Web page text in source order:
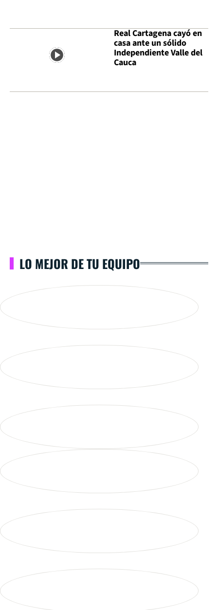
Real Cartagena cayó en
casa ante un sólido
Independiente Valle del
Cauca
LO MEJOR DE TU EQUIPO